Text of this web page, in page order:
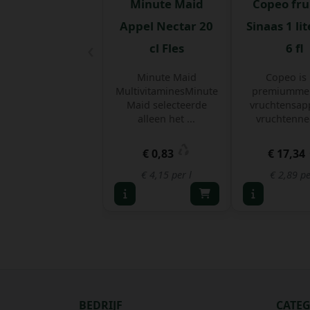
Minute Maid
Appel Nectar 20
cl Fles
Minute Maid
MultivitaminesMinute
Maid selecteerde
alleen het ...
€ 0,83
€ 4,15 per l
Copeo
Sinaas 1
6 fl
Copeo is
€ 17,34
€ 2,89
BEDRIJF